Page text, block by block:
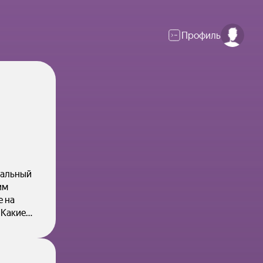
Профиль
на